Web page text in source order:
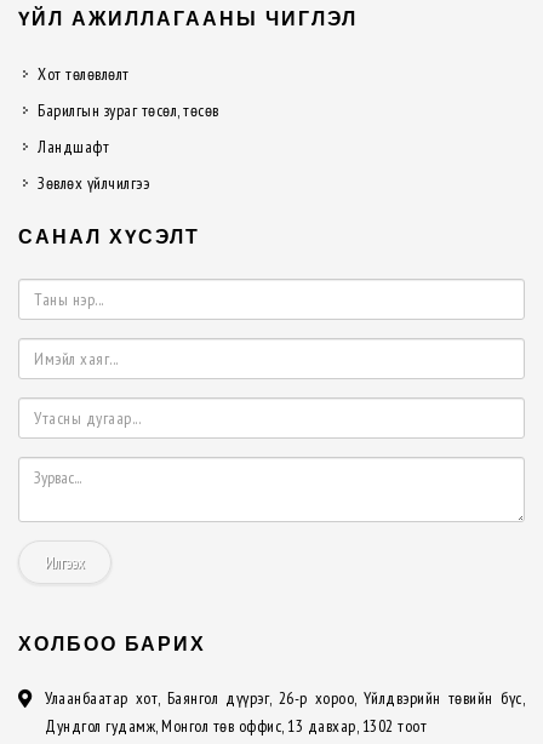
ҮЙЛ АЖИЛЛАГААНЫ ЧИГЛЭЛ
Хот төлөвлөлт
Барилгын зураг төсөл, төсөв
Ландшафт
Зөвлөх үйлчилгээ
САНАЛ ХҮСЭЛТ
Илгээх
ХОЛБОО БАРИХ
Улаанбаатар хот, Баянгол дүүрэг, 26-р хороо, Үйлдвэрийн төвийн бүс,
Дундгол гудамж, Монгол төв оффис, 13 давхар, 1302 тоот